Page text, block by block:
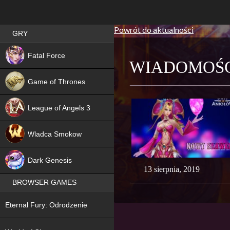
Powrót do aktualności
13 sierpnia, 2019
Best RPG games in Poland
GRY
Fatal Force
Game of Thrones
League of Angels 3
Wladca Smokow
Dark Genesis
BROWSER GAMES
Eternal Fury: Odrodzenie